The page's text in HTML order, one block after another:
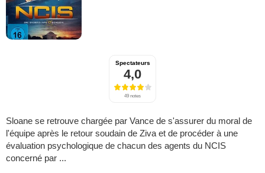
Spectateurs
4,0
49 notes
Sloane se retrouve chargée par Vance de s'assurer du moral de
l'équipe après le retour soudain de Ziva et de procéder à une
évaluation psychologique de chacun des agents du NCIS
concerné par ...